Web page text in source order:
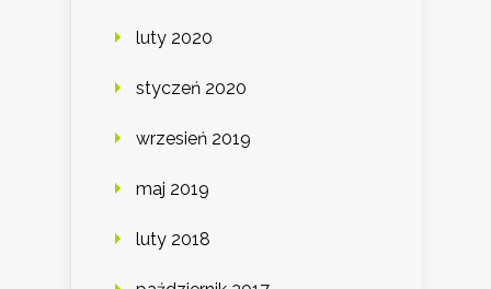
luty 2020
styczeń 2020
wrzesień 2019
maj 2019
luty 2018